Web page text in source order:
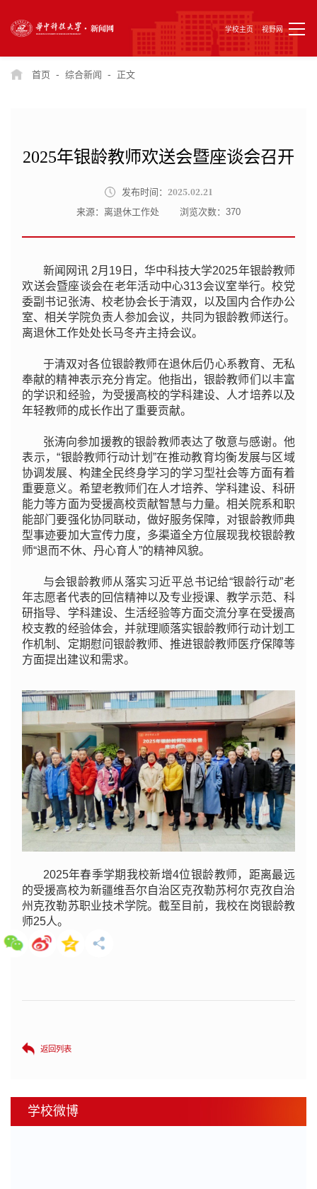
学校主页 视野网
首页 - 综合新闻 - 正文
2025年银龄教师欢送会暨座谈会召开
发布时间： 2025.02.21
来源：离退休工作处 浏览次数： 370
新闻网讯 2月19日，华中科技大学2025年银龄教师
欢送会暨座谈会在老年活动中心313会议室举行。校党
委副书记张涛、校老协会长于清双，以及国内合作办公
室、相关学院负责人参加会议，共同为银龄教师送行。
离退休工作处处长马冬卉主持会议。
于清双对各位银龄教师在退休后仍心系教育、无私
奉献的精神表示充分肯定。他指出，银龄教师们以丰富
的学识和经验，为受援高校的学科建设、人才培养以及
年轻教师的成长作出了重要贡献。
张涛向参加援教的银龄教师表达了敬意与感谢。他
表示，“银龄教师行动计划”在推动教育均衡发展与区域
协调发展、构建全民终身学习的学习型社会等方面有着
重要意义。希望老教师们在人才培养、学科建设、科研
能力等方面为受援高校贡献智慧与力量。相关院系和职
能部门要强化协同联动，做好服务保障，对银龄教师典
型事迹要加大宣传力度，多渠道全方位展现我校银龄教
师“退而不休、丹心育人”的精神风貌。
与会银龄教师从落实习近平总书记给“银龄行动”老
年志愿者代表的回信精神以及专业授课、教学示范、科
研指导、学科建设、生活经验等方面交流分享在受援高
校支教的经验体会，并就理顺落实银龄教师行动计划工
作机制、定期慰问银龄教师、推进银龄教师医疗保障等
方面提出建议和需求。
2025年春季学期我校新增4位银龄教师，距离最远
的受援高校为新疆维吾尔自治区克孜勒苏柯尔克孜自治
州克孜勒苏职业技术学院。截至目前，我校在岗银龄教
师25人。
返回列表
学校微博